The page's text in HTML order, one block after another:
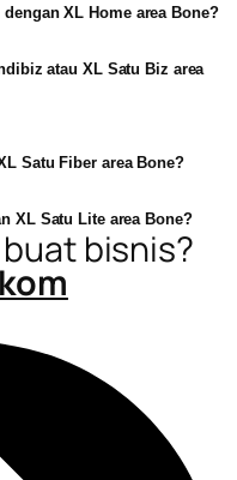
XL Home area Bone?
atau XL Satu Biz area
Satu Fiber area Bone?
XL Satu Lite area Bone?
bisnis?